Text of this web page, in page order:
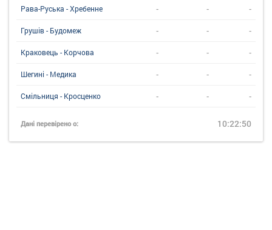
Рава-Руська - Хребенне - - -
Грушів - Будомеж - - -
Краковець - Корчова - - -
Шегині - Медика - - -
Смільниця - Кросценко - - -
Дані перевірено о: 10:22:50